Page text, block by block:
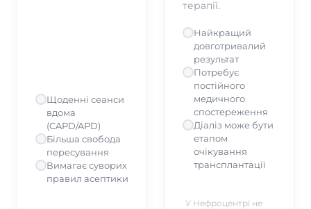
Щоденні сеанси
вдома
(CAPD/APD)
Більша свобода
пересування
Вимагає суворих
правил асептики
терапії.
Найкращий
довготривалий
результат
Потребує
постійного
медичного
спостереження
Діаліз може бути
етапом
очікування
трансплантації
У Нефроцентрі не